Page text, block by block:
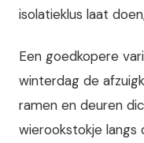
isolatieklus laat
Een goedkopere
winterdag de
ramen en deuren
wierookstokje